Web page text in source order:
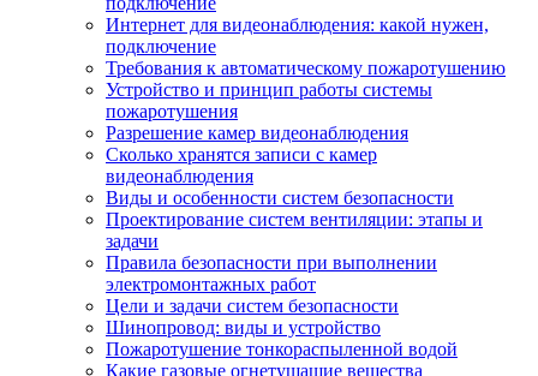
Интернет для видеонаблюдения: какой нужен,
подключение
Требования к автоматическому пожаротушению
Устройство и принцип работы системы
пожаротушения
Разрешение камер видеонаблюдения
Сколько хранятся записи с камер
видеонаблюдения
Виды и особенности систем безопасности
Проектирование систем вентиляции: этапы и
задачи
Правила безопасности при выполнении
электромонтажных работ
Цели и задачи систем безопасности
Шинопровод: виды и устройство
Пожаротушение тонкораспыленной водой
Какие газовые огнетушащие вещества